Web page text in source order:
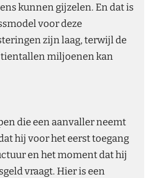
kunnen gijzelen. En dat is
voor deze
zijn laag, terwijl de
miljoenen kan
die een aanvaller neemt
hij voor het eerst toegang
en het moment dat hij
vraagt. Hier is een